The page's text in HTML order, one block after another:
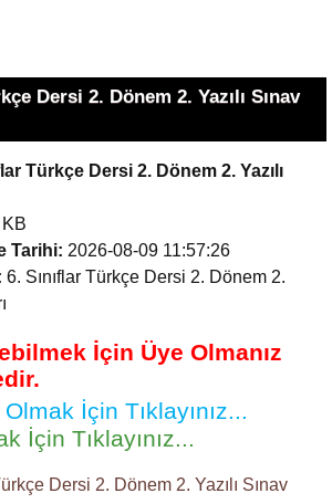
Dersi 2. Dönem 2. Yazılı Sınav
Türkçe Dersi 2. Dönem 2. Yazılı
Tarihi: 2026-08-09 11:57:26
6. Sınıflar Türkçe Dersi 2. Dönem 2.
İçin Üye Olmanız
İçin Tıklayınız...
İçin Tıklayınız...
Dersi 2. Dönem 2. Yazılı Sınav